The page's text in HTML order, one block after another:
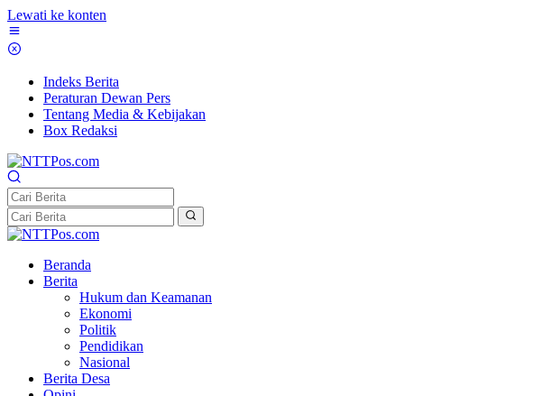
Lewati ke konten
Indeks Berita
Peraturan Dewan Pers
Tentang Media & Kebijakan
Box Redaksi
Beranda
Berita
Hukum dan Keamanan
Ekonomi
Politik
Pendidikan
Nasional
Berita Desa